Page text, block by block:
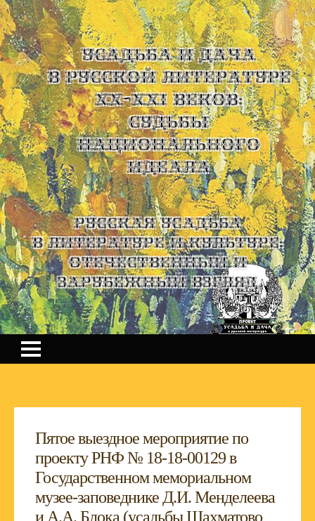
УСАДЬБА И ДАЧА
В РУССКОЙ ЛИТЕРАТУРЕ
XX-XXI ВЕКОВ:
СУДЬБЫ
НАЦИОНАЛЬНОГО
ИДЕАЛА
Русская усадьба
в литературе и культуре:
отечественный и
зарубежный взгляд
Пятое выездное мероприятие по
проекту РНФ № 18-18-00129 в
Государственном мемориальном
музее-заповеднике Д.И. Менделеева
и А.А. Блока (усадьбы Шахматово,